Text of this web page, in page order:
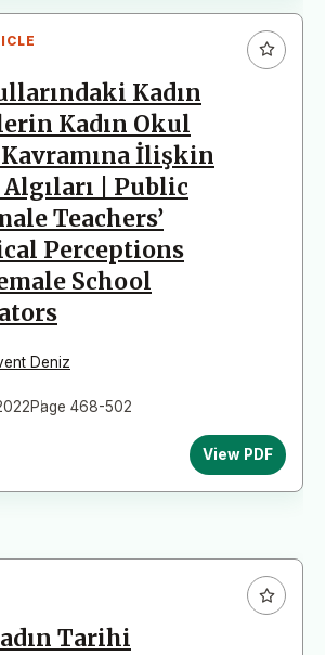
Kadın
Kadın Okul
İlişkin
| Public
Teachers’
Perceptions
School
Deniz
Page 468-502
View PDF
Tarihi